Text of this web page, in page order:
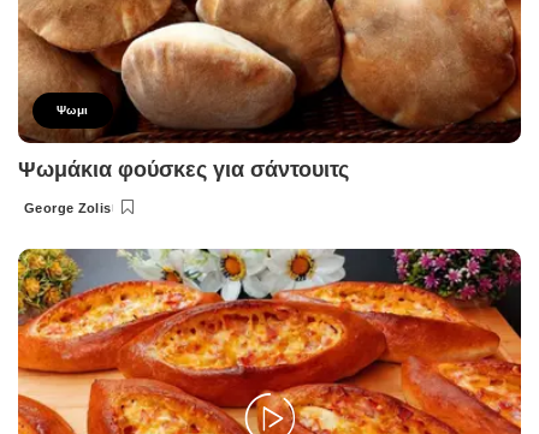
Ψωμι
Ψωμάκια φούσκες για σάντουιτς
Posted
George Zolis